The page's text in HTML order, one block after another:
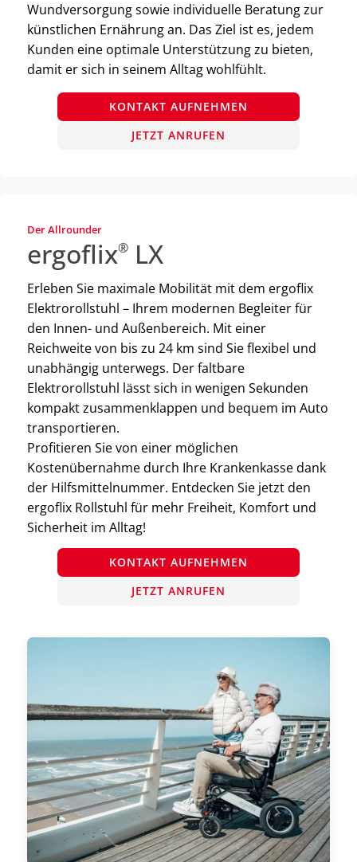
Wundversorgung sowie individuelle Beratung zur
künstlichen Ernährung an. Das Ziel ist es, jedem
Kunden eine optimale Unterstützung zu bieten,
damit er sich in seinem Alltag wohlfühlt.
KONTAKT AUFNEHMEN
JETZT ANRUFEN
Der Allrounder
ergoflix®LX
Erleben Sie maximale Mobilität mit dem ergoflix
Elektrorollstuhl – Ihrem modernen Begleiter für
den Innen- und Außenbereich. Mit einer
Reichweite von bis zu 24 km sind Sie flexibel und
unabhängig unterwegs. Der faltbare
Elektrorollstuhl lässt sich in wenigen Sekunden
kompakt zusammenklappen und bequem im Auto
transportieren.
Profitieren Sie von einer möglichen
Kostenübernahme durch Ihre Krankenkasse dank
der Hilfsmittelnummer. Entdecken Sie jetzt den
ergoflix Rollstuhl für mehr Freiheit, Komfort und
Sicherheit im Alltag!
KONTAKT AUFNEHMEN
JETZT ANRUFEN